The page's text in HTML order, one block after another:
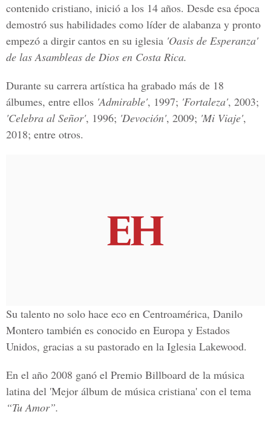
contenido cristiano, inició a los 14 años. Desde esa época
demostró sus habilidades como líder de alabanza y pronto
empezó a dirgir cantos en su iglesia 'Oasis de Esperanza'
de las Asambleas de Dios en Costa Rica.
Durante su carrera artística ha grabado más de 18
álbumes, entre ellos 'Admirable', 1997; 'Fortaleza', 2003;
'Celebra al Señor', 1996; 'Devoción', 2009; 'Mi Viaje',
2018; entre otros.
Su talento no solo hace eco en Centroamérica, Danilo
Montero también es conocido en Europa y Estados
Unidos, gracias a su pastorado en la Iglesia Lakewood.
En el año 2008 ganó el Premio Billboard de la música
latina del 'Mejor álbum de música cristiana' con el tema
“Tu Amor”.